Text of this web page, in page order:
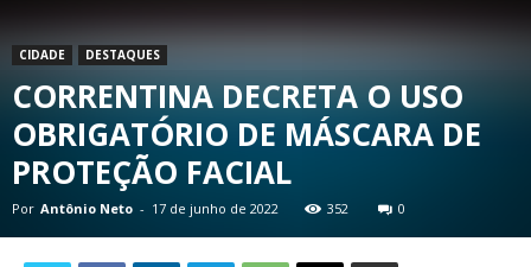
CIDADE DESTAQUES
CORRENTINA DECRETA O USO
OBRIGATÓRIO DE MÁSCARA DE
PROTEÇÃO FACIAL
Por Antônio Neto - 17 de junho de 2022 352 0